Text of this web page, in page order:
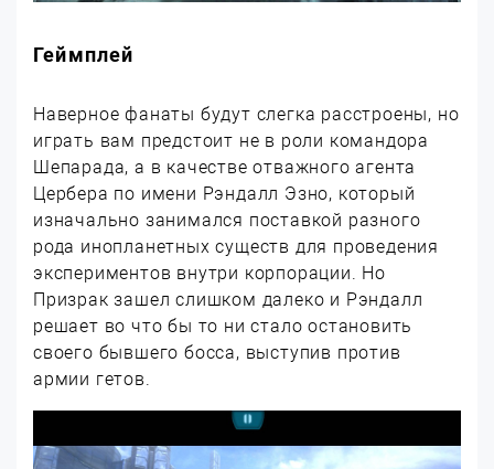
Геймплей
Наверное фанаты будут слегка расстроены, но
играть вам предстоит не в роли командора
Шепарада, а в качестве отважного агента
Цербера по имени Рэндалл Эзно, который
изначально занимался поставкой разного
рода инопланетных существ для проведения
экспериментов внутри корпорации. Но
Призрак зашел слишком далеко и Рэндалл
решает во что бы то ни стало остановить
своего бывшего босса, выступив против
армии гетов.